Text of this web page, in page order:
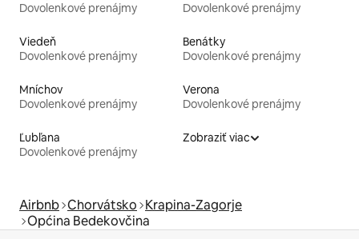
Dovolenkové prenájmy
Dovolenkové prenájmy
Viedeň
Dovolenkové prenájmy
Benátky
Dovolenkové prenájmy
Mníchov
Dovolenkové prenájmy
Verona
Dovolenkové prenájmy
Ľubľana
Dovolenkové prenájmy
Zobraziť viac
Airbnb Chorvátsko Krapina-Zagorje
Općina Bedekovčina